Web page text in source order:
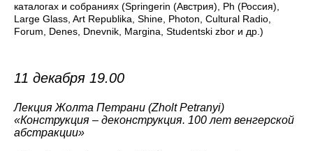
каталогах и собраниях (Springerin (Австрия), Ph (Россия),
Large Glass, Art Republika, Shine, Photon, Cultural Radio,
Forum, Denes, Dnevnik, Margina, Studentski zbor и др.)
11 декабря 19.00
Лекция Жолта Петрани (Zholt Petranyi)
«Конструкция – деконструкция. 100 лет венгерской
абстракции»